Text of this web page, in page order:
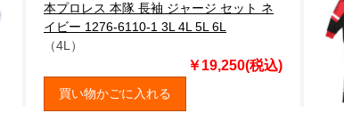
本プロレス 本隊 長袖 ジャージ セット ネ
イビー 1276-6110-1 3L 4L 5L 6L
（4L）
￥19,250(税込)
買い物かごに入れる